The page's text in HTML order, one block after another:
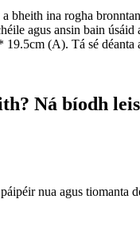
bheith ina rogha
agus ansin bain
(A). Tá sé déanta
Ná bíodh
nua agus tiomanta